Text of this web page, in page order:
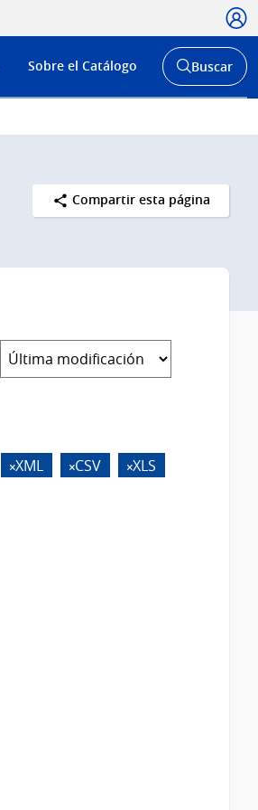
Menú
de
Sobre el Catálogo
Abrir
buscador
Buscar
Compartir esta página
XML CSV
XLS